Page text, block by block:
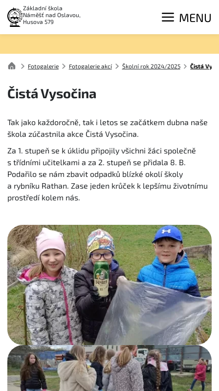
Základní škola
Náměšť nad Oslavou,
Husova 579
MENU
Fotogalerie Fotogalerie akcí Školní rok 2024/2025 Čistá
Čistá Vysočina
Tak jako každoročně, tak i letos se začátkem dubna naše
škola zúčastnila akce Čistá Vysočina.
Za 1. stupeň se k úklidu připojily všichni žáci společně
s třídními učitelkami a za 2. stupeň se přidala 8. B.
Podařilo se nám zbavit odpadků blízké okolí školy
a rybníku Rathan. Zase jeden krůček k lepšímu životnímu
prostředí kolem nás.